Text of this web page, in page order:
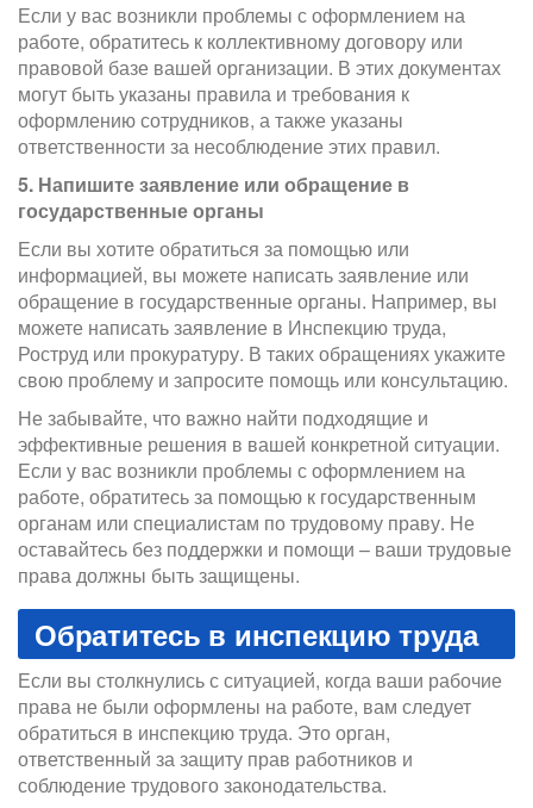
Если у вас возникли проблемы с оформлением на
работе, обратитесь к коллективному договору или
правовой базе вашей организации. В этих документах
могут быть указаны правила и требования к
оформлению сотрудников, а также указаны
ответственности за несоблюдение этих правил.
5. Напишите заявление или обращение в
государственные органы
Если вы хотите обратиться за помощью или
информацией, вы можете написать заявление или
обращение в государственные органы. Например, вы
можете написать заявление в Инспекцию труда,
Роструд или прокуратуру. В таких обращениях укажите
свою проблему и запросите помощь или консультацию.
Не забывайте, что важно найти подходящие и
эффективные решения в вашей конкретной ситуации.
Если у вас возникли проблемы с оформлением на
работе, обратитесь за помощью к государственным
органам или специалистам по трудовому праву. Не
оставайтесь без поддержки и помощи – ваши трудовые
права должны быть защищены.
Обратитесь в инспекцию труда
Если вы столкнулись с ситуацией, когда ваши рабочие
права не были оформлены на работе, вам следует
обратиться в инспекцию труда. Это орган,
ответственный за защиту прав работников и
соблюдение трудового законодательства.